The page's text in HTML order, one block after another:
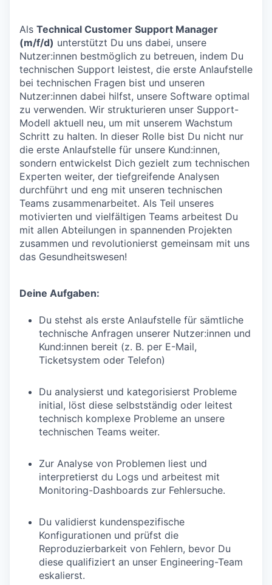
Als Technical Customer Support Manager
(m/f/d) unterstützt Du uns dabei, unsere
Nutzer:innen bestmöglich zu betreuen, indem Du
technischen Support leistest, die erste Anlaufstelle
bei technischen Fragen bist und unseren
Nutzer:innen dabei hilfst, unsere Software optimal
zu verwenden. Wir strukturieren unser Support-
Modell aktuell neu, um mit unserem Wachstum
Schritt zu halten. In dieser Rolle bist Du nicht nur
die erste Anlaufstelle für unsere Kund:innen,
sondern entwickelst Dich gezielt zum technischen
Experten weiter, der tiefgreifende Analysen
durchführt und eng mit unseren technischen
Teams zusammenarbeitet. Als Teil unseres
motivierten und vielfältigen Teams arbeitest Du
mit allen Abteilungen in spannenden Projekten
zusammen und revolutionierst gemeinsam mit uns
das Gesundheitswesen!
Deine Aufgaben:
Du stehst als erste Anlaufstelle für sämtliche
technische Anfragen unserer Nutzer:innen und
Kund:innen bereit (z. B. per E-Mail,
Ticketsystem oder Telefon)
Du analysierst und kategorisierst Probleme
initial, löst diese selbstständig oder leitest
technisch komplexe Probleme an unsere
technischen Teams weiter.
Zur Analyse von Problemen liest und
interpretierst du Logs und arbeitest mit
Monitoring-Dashboards zur Fehlersuche.
Du validierst kundenspezifische
Konfigurationen und prüfst die
Reproduzierbarkeit von Fehlern, bevor Du
diese qualifiziert an unser Engineering-Team
eskalierst.